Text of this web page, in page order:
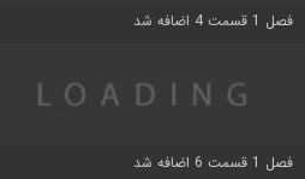
فصل 1 قسمت 4 اضافه شد
فصل 1 قسمت 6 اضافه شد